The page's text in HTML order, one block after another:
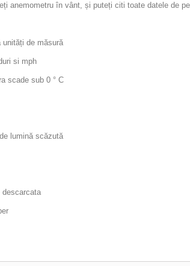
anemometru în vânt, și puteți citi toate datele de
unități de măsură
si mph
scade sub 0 ° C
lumină scăzută
descarcata